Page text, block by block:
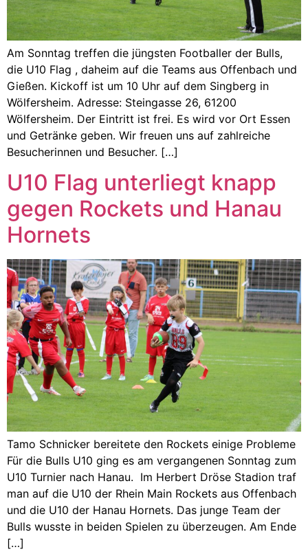
Am Sonntag treffen die jüngsten Footballer der Bulls,
die U10 Flag , daheim auf die Teams aus Offenbach und
Gießen. Kickoff ist um 10 Uhr auf dem Singberg in
Wölfersheim. Adresse: Steingasse 26, 61200
Wölfersheim. Der Eintritt ist frei. Es wird vor Ort Essen
und Getränke geben. Wir freuen uns auf zahlreiche
Besucherinnen und Besucher. […]
U10 Flag unterliegt knapp
gegen Rockets und Hanau
Hornets
Tamo Schnicker bereitete den Rockets einige Probleme
Für die Bulls U10 ging es am vergangenen Sonntag zum
U10 Turnier nach Hanau. Im Herbert Dröse Stadion traf
man auf die U10 der Rhein Main Rockets aus Offenbach
und die U10 der Hanau Hornets. Das junge Team der
Bulls wusste in beiden Spielen zu überzeugen. Am Ende
[…]